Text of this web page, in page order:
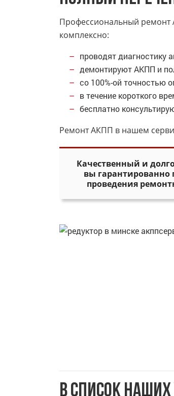
Профессиональный ремонт
комплексно:
проводят диагностику
демонтируют АКПП и
со 100%-ой точностью
в течение короткого
бесплатно
Ремонт АКПП в нашем
Качественный и
вы гарантированно
проведения
В список